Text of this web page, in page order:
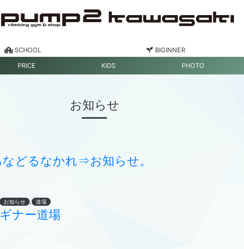
SCHOOL BIGINNER
PRICE KIDS PHOTO
お知らせ
どるなかれ⇒お知らせ。
お知らせ , 道場
ナー道場